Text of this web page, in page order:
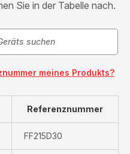
Sie in der Tabelle nach.
meines Produkts?
Referenznummer
FF215D30